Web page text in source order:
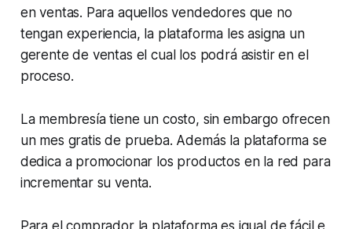
en ventas. Para aquellos vendedores que no
tengan experiencia, la plataforma les asigna un
gerente de ventas el cual los podrá asistir en el
proceso.
La membresía tiene un costo, sin embargo ofrecen
un mes gratis de prueba. Además la plataforma se
dedica a promocionar los productos en la red para
incrementar su venta.
Para el comprador la plataforma es igual de fácil e